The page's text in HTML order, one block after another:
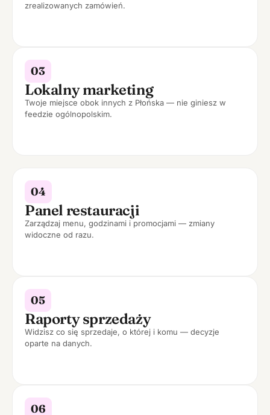
zrealizowanych zamówień.
03
Lokalny marketing
Twoje miejsce obok innych z Płońska — nie giniesz w
feedzie ogólnopolskim.
04
Panel restauracji
Zarządzaj menu, godzinami i promocjami — zmiany
widoczne od razu.
05
Raporty sprzedaży
Widzisz co się sprzedaje, o której i komu — decyzje
oparte na danych.
06